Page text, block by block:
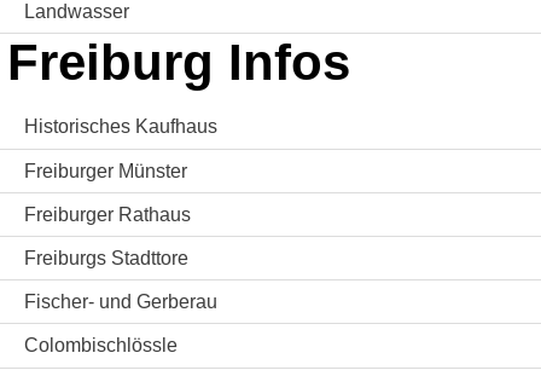
Landwasser
Freiburg Infos
Historisches Kaufhaus
Freiburger Münster
Freiburger Rathaus
Freiburgs Stadttore
Fischer- und Gerberau
Colombischlössle